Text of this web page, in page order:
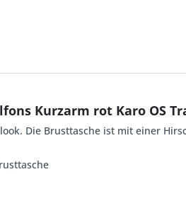
Kurzarm rot Karo OS
Die Brusttasche ist mit einer